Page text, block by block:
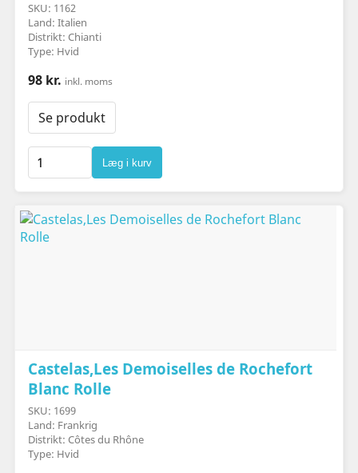
SKU: 1162
Land: Italien
Distrikt: Chianti
Type: Hvid
98 kr. inkl. moms
Se produkt
Læg i kurv
Castelas,Les Demoiselles de Rochefort
Blanc Rolle
SKU: 1699
Land: Frankrig
Distrikt: Côtes du Rhône
Type: Hvid